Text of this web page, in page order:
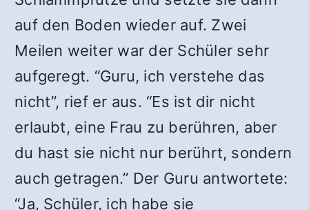
auf den Boden wieder auf. Zwei
Meilen weiter war der Schüler sehr
aufgeregt. “Guru, ich verstehe das
nicht”, rief er aus. “Es ist dir nicht
erlaubt, eine Frau zu berühren, aber
du hast sie nicht nur berührt, sondern
auch getragen.” Der Guru antwortete:
“Ja, Schüler, ich habe sie